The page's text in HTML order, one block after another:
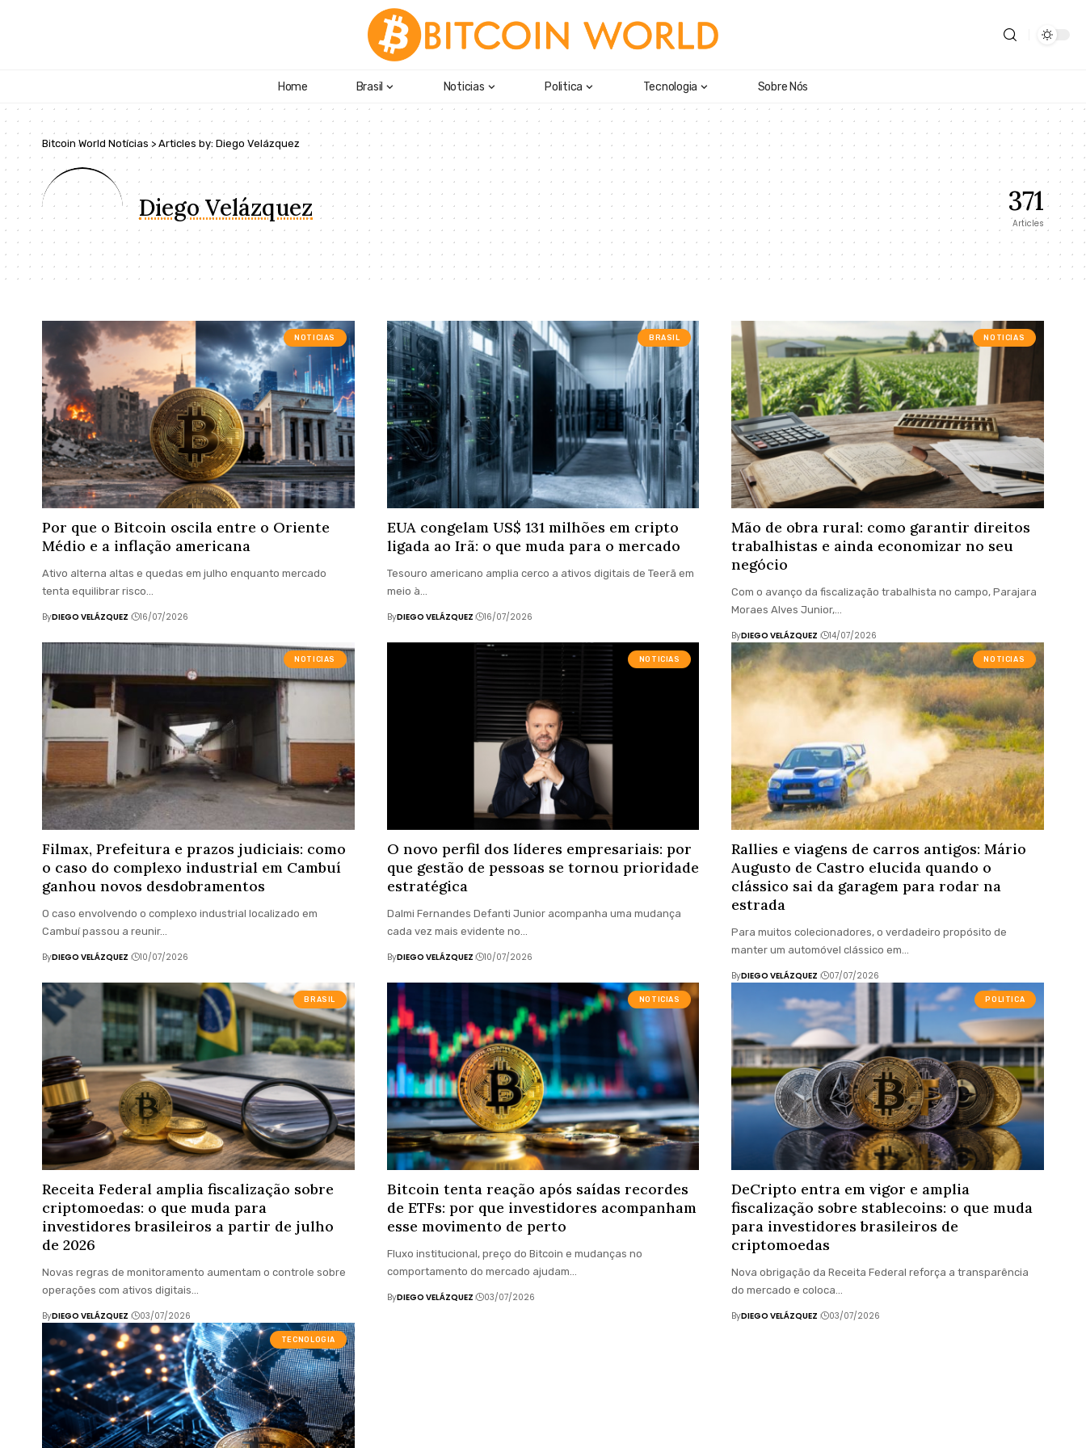
Home Brasil Noticias Politica Tecnologia Sobre Nós
Bitcoin World Notícias > Articles by: Diego Velázquez
Diego Velázquez 371
Articles
NOTICIAS
Por que o Bitcoin oscila entre o Oriente
Médio e a inflação americana
Ativo alterna altas e quedas em julho enquanto mercado
tenta equilibrar risco…
ByDIEGO VELÁZQUEZ 16/07/2026
BRASIL
EUA congelam US$ 131 milhões em cripto
ligada ao Irã: o que muda para o mercado
Tesouro americano amplia cerco a ativos digitais de Teerã em
meio à…
ByDIEGO VELÁZQUEZ 16/07/2026
NOTICIAS
Mão de obra rural: como garantir direitos
trabalhistas e ainda economizar no seu
negócio
Com o avanço da fiscalização trabalhista no campo, Parajara
Moraes Alves Junior,…
ByDIEGO VELÁZQUEZ 14/07/2026
NOTICIAS
Filmax, Prefeitura e prazos judiciais: como
o caso do complexo industrial em Cambuí
ganhou novos desdobramentos
O caso envolvendo o complexo industrial localizado em
Cambuí passou a reunir…
ByDIEGO VELÁZQUEZ 10/07/2026
NOTICIAS
O novo perfil dos líderes empresariais: por
que gestão de pessoas se tornou prioridade
estratégica
Dalmi Fernandes Defanti Junior acompanha uma mudança
cada vez mais evidente no…
ByDIEGO VELÁZQUEZ 10/07/2026
NOTICIAS
Rallies e viagens de carros antigos: Mário
Augusto de Castro elucida quando o
clássico sai da garagem para rodar na
estrada
Para muitos colecionadores, o verdadeiro propósito de
manter um automóvel clássico em…
ByDIEGO VELÁZQUEZ 07/07/2026
BRASIL
Receita Federal amplia fiscalização sobre
criptomoedas: o que muda para
investidores brasileiros a partir de julho
de 2026
Novas regras de monitoramento aumentam o controle sobre
operações com ativos digitais…
ByDIEGO VELÁZQUEZ 03/07/2026
NOTICIAS
Bitcoin tenta reação após saídas recordes
de ETFs: por que investidores acompanham
esse movimento de perto
Fluxo institucional, preço do Bitcoin e mudanças no
comportamento do mercado ajudam…
ByDIEGO VELÁZQUEZ 03/07/2026
POLITICA
DeCripto entra em vigor e amplia
fiscalização sobre stablecoins: o que muda
para investidores brasileiros de
criptomoedas
Nova obrigação da Receita Federal reforça a transparência
do mercado e coloca…
ByDIEGO VELÁZQUEZ 03/07/2026
TECNOLOGIA